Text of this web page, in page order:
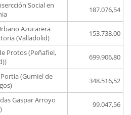
Social en
187.076,54
Azucarera
(Valladolid)
153.738,00
Protos (Peñafiel,
699.906,80
(Gumiel de
348.516,52
Gaspar Arroyo
99.047,56